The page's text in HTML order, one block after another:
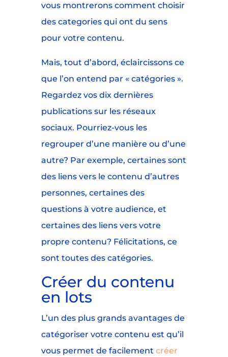
vous montrerons comment choisir
des categories qui ont du sens
pour votre contenu.
Mais, tout d’abord, éclaircissons ce
que l’on entend par « catégories ».
Regardez vos dix dernières
publications sur les réseaux
sociaux. Pourriez-vous les
regrouper d’une manière ou d’une
autre? Par exemple, certaines sont
des liens vers le contenu d’autres
personnes, certaines des
questions à votre audience, et
certaines des liens vers votre
propre contenu? Félicitations, ce
sont toutes des catégories.
Créer du contenu
en lots
L’un des plus grands avantages de
catégoriser votre contenu est qu’il
vous permet de facilement créer